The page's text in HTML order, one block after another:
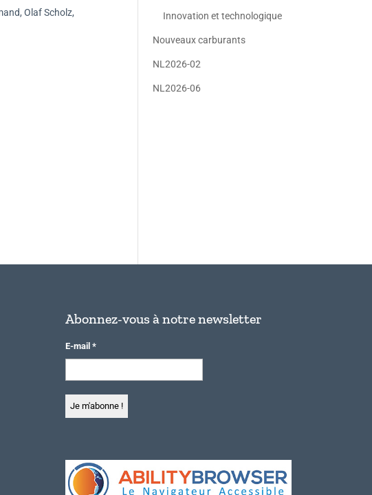
Olaf Scholz,
Innovation et technologique
Nouveaux carburants
NL2026-02
NL2026-06
Abonnez-vous à notre newsletter
E-mail *